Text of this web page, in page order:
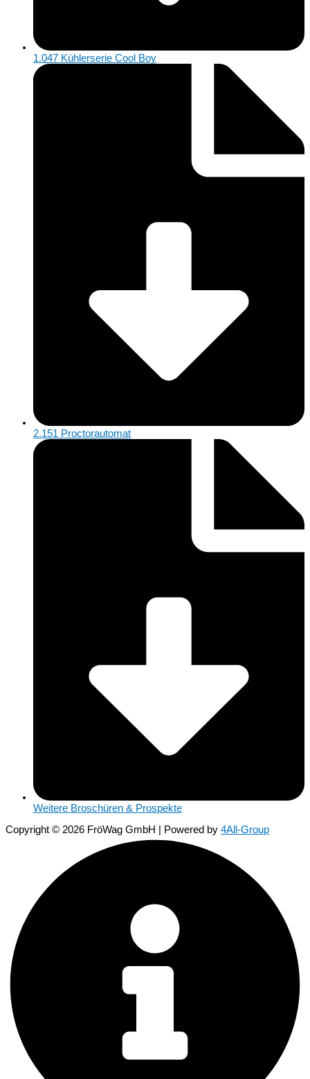
1.047 Kühlerserie Cool Boy
2.151 Proctorautomat
Weitere Broschüren & Prospekte
Copyright © 2026 FröWag GmbH | Powered by 4All-Group